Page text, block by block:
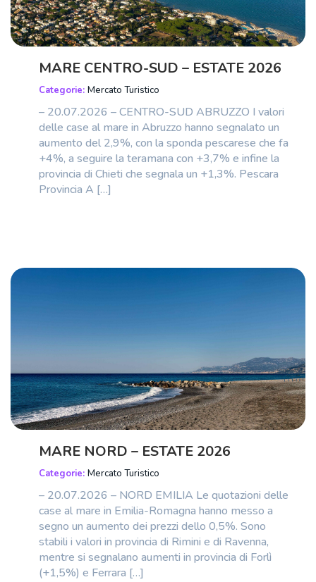
MARE CENTRO-SUD – ESTATE 2026
Categorie: Mercato Turistico
– 20.07.2026 – CENTRO-SUD ABRUZZO I valori
delle case al mare in Abruzzo hanno segnalato un
aumento del 2,9%, con la sponda pescarese che fa
+4%, a seguire la teramana con +3,7% e infine la
provincia di Chieti che segnala un +1,3%. Pescara
Provincia A […]
MARE NORD – ESTATE 2026
Categorie: Mercato Turistico
– 20.07.2026 – NORD EMILIA Le quotazioni delle
case al mare in Emilia-Romagna hanno messo a
segno un aumento dei prezzi dello 0,5%. Sono
stabili i valori in provincia di Rimini e di Ravenna,
mentre si segnalano aumenti in provincia di Forlì
(+1,5%) e Ferrara […]